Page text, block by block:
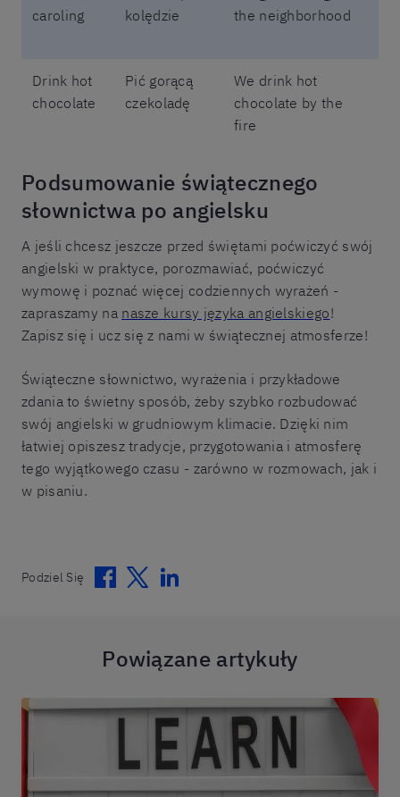
caroling
kolędzie
the neighborhood
Drink hot
chocolate
Pić gorącą
czekoladę
We drink hot
chocolate by the
fire
Podsumowanie świątecznego
słownictwa po angielsku
A jeśli chcesz jeszcze przed świętami poćwiczyć swój
angielski w praktyce, porozmawiać, poćwiczyć
wymowę i poznać więcej codziennych wyrażeń -
zapraszamy na nasze kursy języka angielskiego!
Zapisz się i ucz się z nami w świątecznej atmosferze!
Świąteczne słownictwo, wyrażenia i przykładowe
zdania to świetny sposób, żeby szybko rozbudować
swój angielski w grudniowym klimacie. Dzięki nim
łatwiej opiszesz tradycje, przygotowania i atmosferę
tego wyjątkowego czasu - zarówno w rozmowach, jak i
w pisaniu.
Podziel Się Facebook
TwitterLinkedin
Powiązane artykuły